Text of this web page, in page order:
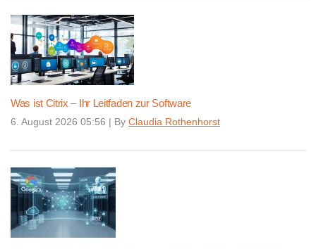
Was ist Citrix – Ihr Leitfaden zur Software
6. August 2026 05:56 | By Claudia Rothenhorst